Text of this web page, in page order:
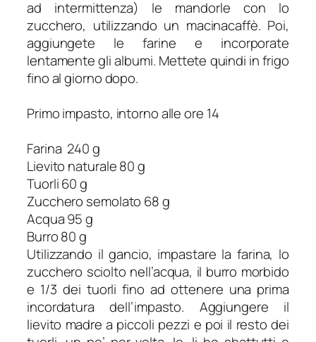
ad intermittenza) le mandorle con lo
zucchero, utilizzando un macinacaffè. Poi,
aggiungete le farine e incorporate
lentamente gli albumi. Mettete quindi in frigo
fino al giorno dopo.
Primo impasto, intorno alle ore 14
Farina 240 g
Lievito naturale 80 g
Tuorli 60 g
Zucchero semolato 68 g
Acqua 95 g
Burro 80 g
Utilizzando il gancio, impastare la farina, lo
zucchero sciolto nell’acqua, il burro morbido
e 1/3 dei tuorli fino ad ottenere una prima
incordatura dell’impasto. Aggiungere il
lievito madre a piccoli pezzi e poi il resto dei